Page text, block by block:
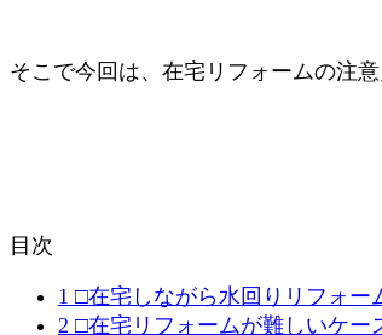
そこで今回は、在宅リフォームの注
目次
1 □在宅しながら水回りリフォー
2 □在宅リフォームが難しいケー